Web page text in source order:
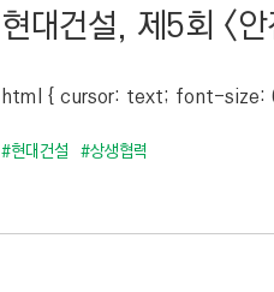
현대건설, 제5회 <
html { cursor: text; font-size:
#현대건설 #상생협력